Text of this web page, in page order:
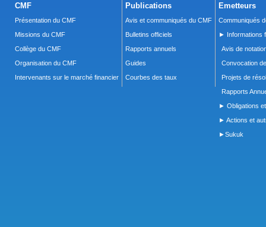
CMF
Présentation du CMF
Missions du CMF
Collège du CMF
Organisation du CMF
Intervenants sur le marché financier
Publications
Avis et communiqués du CMF
Bulletins officiels
Rapports annuels
Guides
Courbes des taux
Emetteurs
Communiqués
► Informations
Avis de
Convocation
Projets de
Rapports
► Obligations
► Actions et
►Sukuk